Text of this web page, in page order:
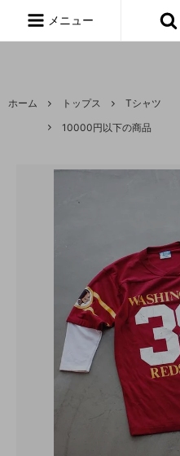
着,made in usa,アメーバ,
メニュー
ホーム トップス
Tシャツ
10000円以下の商品